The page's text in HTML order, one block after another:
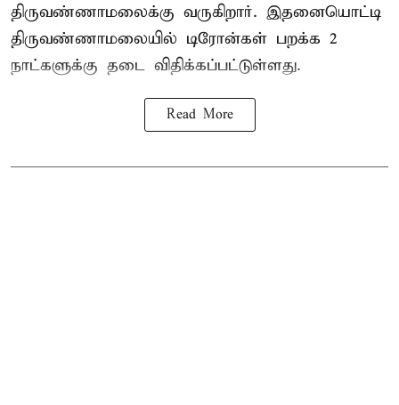
திருவண்ணாமலைக்கு வருகிறார். இதனையொட்டி
திருவண்ணாமலையில் டிரோன்கள் பறக்க 2
நாட்களுக்கு தடை விதிக்கப்பட்டுள்ளது.
Read More